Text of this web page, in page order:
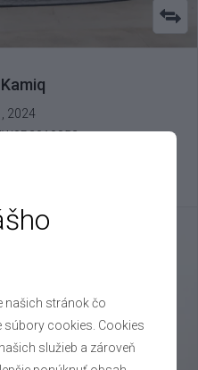
Kamiq
2024
našich stránok čo
súbory cookies. Cookies
služieb a zároveň